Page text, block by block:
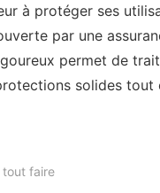
à protéger ses
par une
permet de
solides
tout faire